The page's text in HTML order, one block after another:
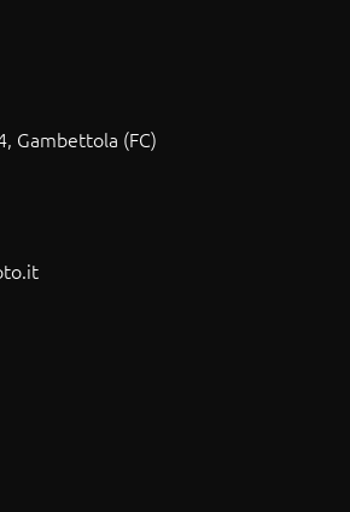
Gambettola (FC)